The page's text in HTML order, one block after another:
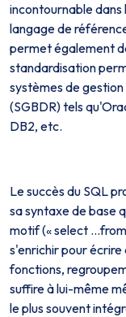
incontournable
langage de
permet également
standardisation
systèmes de
(SGBDR) tels
DB2, etc.
Le succès du SQL
sa syntaxe de base
motif (« select
s'enrichir pour
fonctions,
suffire à lui-même
le plus souvent